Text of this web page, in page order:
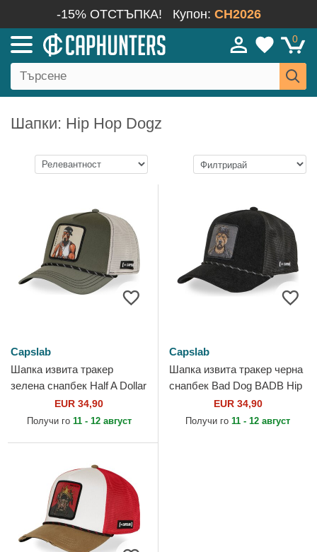
-15% ОТСТЪПКА! Купон: CH2026
0
Шапки: Hip Hop Dogz
Capslab
Шапка извита тракер
зелена снапбек Half A Dollar
HALFB Hip Hop Dogz от
Capslab
EUR 34,90
Получи го 11 - 12 август
Capslab
Шапка извита тракер черна
снапбек Bad Dog BADB Hip
Hop Dogz от Capslab
EUR 34,90
Получи го 11 - 12 август